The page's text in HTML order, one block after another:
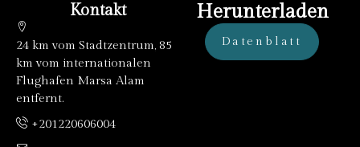
Kontakt
24 km vom Stadtzentrum, 85
km vom internationalen
Flughafen Marsa Alam
entfernt.
+201220606004
Herunterladen
Datenblatt